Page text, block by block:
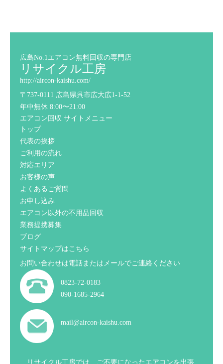
広島No.1エアコン無料回収の専門店
リサイクル工房
http://aircon-kaishu.com/
〒737-0111 広島県呉市広大広1-1-52
年中無休 8:00〜21:00
エアコン回収 サイトメニュー
トップ
代表の挨拶
ご利用の流れ
対応エリア
お客様の声
よくあるご質問
お申し込み
エアコン以外の不用品回収
業務提携募集
ブログ
サイトマップはこちら
お問い合わせは電話またはメールでご連絡ください
0823-72-0183
090-1685-2964
mail@aircon-kaishu.com
リサイクル工房では、ご不要になったエアコンを出張